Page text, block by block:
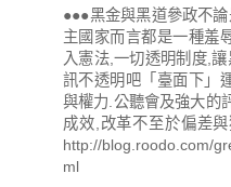
●●●黑金與黑道參政不
主國家而言都是一種羞
入憲法,一切透明制度,
訊不透明吧「臺面下」
與權力.公聽會及強大的
成效,改革不至於偏差
http://blog.roodo.com/
ml